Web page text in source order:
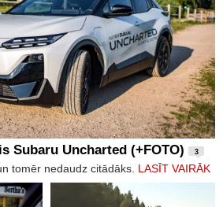
Subaru Uncharted (+FOTO) 3
tomēr nedaudz citādāks. LASĪT VAIRĀK